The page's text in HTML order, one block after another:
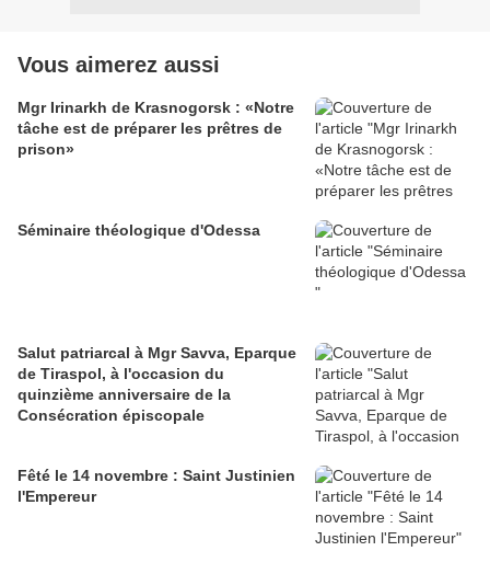
Vous aimerez aussi
Mgr Irinarkh de Krasnogorsk : «Notre
tâche est de préparer les prêtres de
prison»
Séminaire théologique d'Odessa
Salut patriarcal à Mgr Savva, Eparque
de Tiraspol, à l'occasion du
quinzième anniversaire de la
Consécration épiscopale
Fêté le 14 novembre : Saint Justinien
l'Empereur